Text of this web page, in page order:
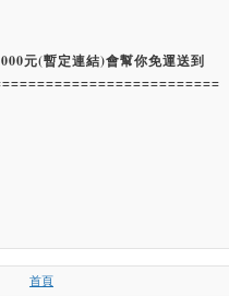
元(暫定連結)會幫你免運送到
首頁